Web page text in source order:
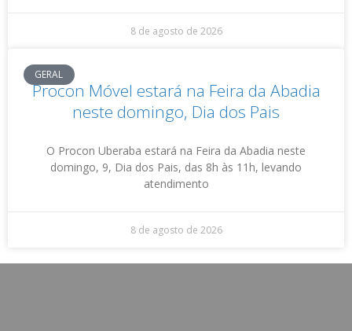
8 de agosto de 2026
GERAL
Procon Móvel estará na Feira da Abadia
neste domingo, Dia dos Pais
O Procon Uberaba estará na Feira da Abadia neste
domingo, 9, Dia dos Pais, das 8h às 11h, levando
atendimento
8 de agosto de 2026